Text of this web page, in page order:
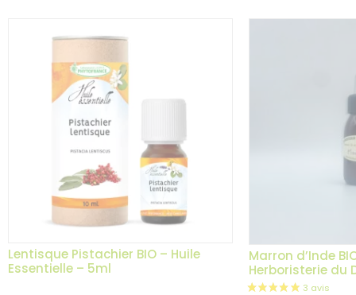
Lentisque Pistachier BIO – Huile
Essentielle – 5ml
Marron d’Inde
Herboristerie du